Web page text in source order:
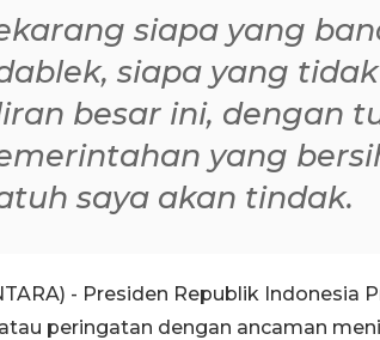
siapa yang
siapa yang
besar ini, dengan
yang
saya akan tindak.
- Presiden Republik Indonesia
peringatan dengan ancaman